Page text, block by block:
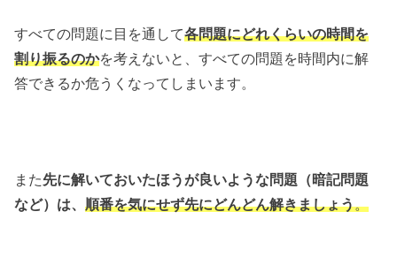
すべての問題に目を通して各問題にどれくらいの時間を
割り振るのかを考えないと、すべての問題を時間内に解
答できるか危うくなってしまいます。
また先に解いておいたほうが良いような問題（暗記問題
など）は、順番を気にせず先にどんどん解きましょう。